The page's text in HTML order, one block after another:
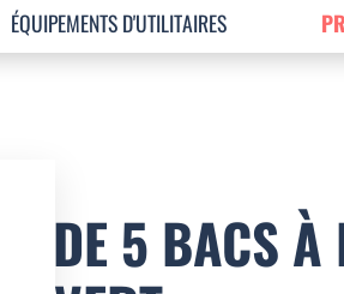
ÉQUIPEMENTS D'UTILITAIRES
LOT DE 5 BACS